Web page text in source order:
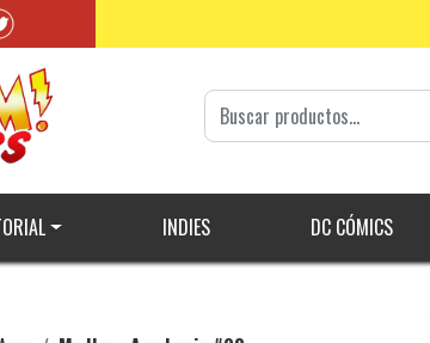
INDIES DC CÓMICS